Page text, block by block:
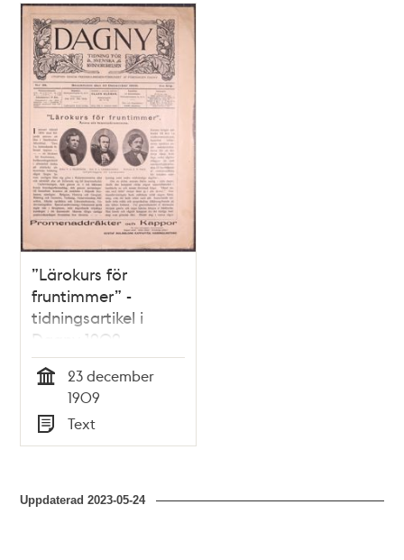
”Lärokurs för
fruntimmer” -
tidningsartikel i
Dagny 1909
23 december
1909
Typ
Text
Uppdaterad2023-05-24